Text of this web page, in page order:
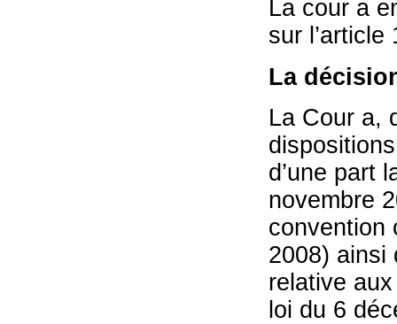
La cour a
sur
La
La Cour a,
d’une part
novembre
convention
2008) ainsi
relative
loi du 6